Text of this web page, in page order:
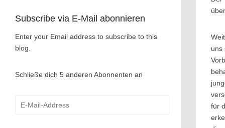
uns
für
Subscribe via E-Mail abonnieren
Enter your Email address to subscribe to this
blog.
Schließe dich 5 anderen Abonnenten an